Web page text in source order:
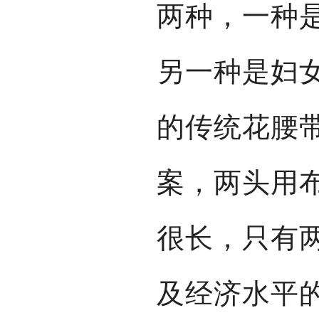
两种，一种
另一种是妇
的传统花腰
案，两头用
很长，只有
及经济水平